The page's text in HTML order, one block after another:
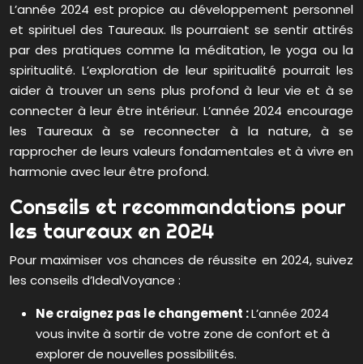
L’année 2024 est propice au développement personnel
et spirituel des Taureaux. Ils pourraient se sentir attirés
par des pratiques comme la méditation, le yoga ou la
spiritualité. L’exploration de leur spiritualité pourrait les
aider à trouver un sens plus profond à leur vie et à se
connecter à leur être intérieur. L’année 2024 encourage
les Taureaux à se reconnecter à la nature, à se
rapprocher de leurs valeurs fondamentales et à vivre en
harmonie avec leur être profond.
Conseils et recommandations pour
les taureaux en 2024
Pour maximiser vos chances de réussite en 2024, suivez
les conseils d’IdealVoyance :
Ne craignez pas le changement :L’année 2024
vous invite à sortir de votre zone de confort et à
explorer de nouvelles possibilités.